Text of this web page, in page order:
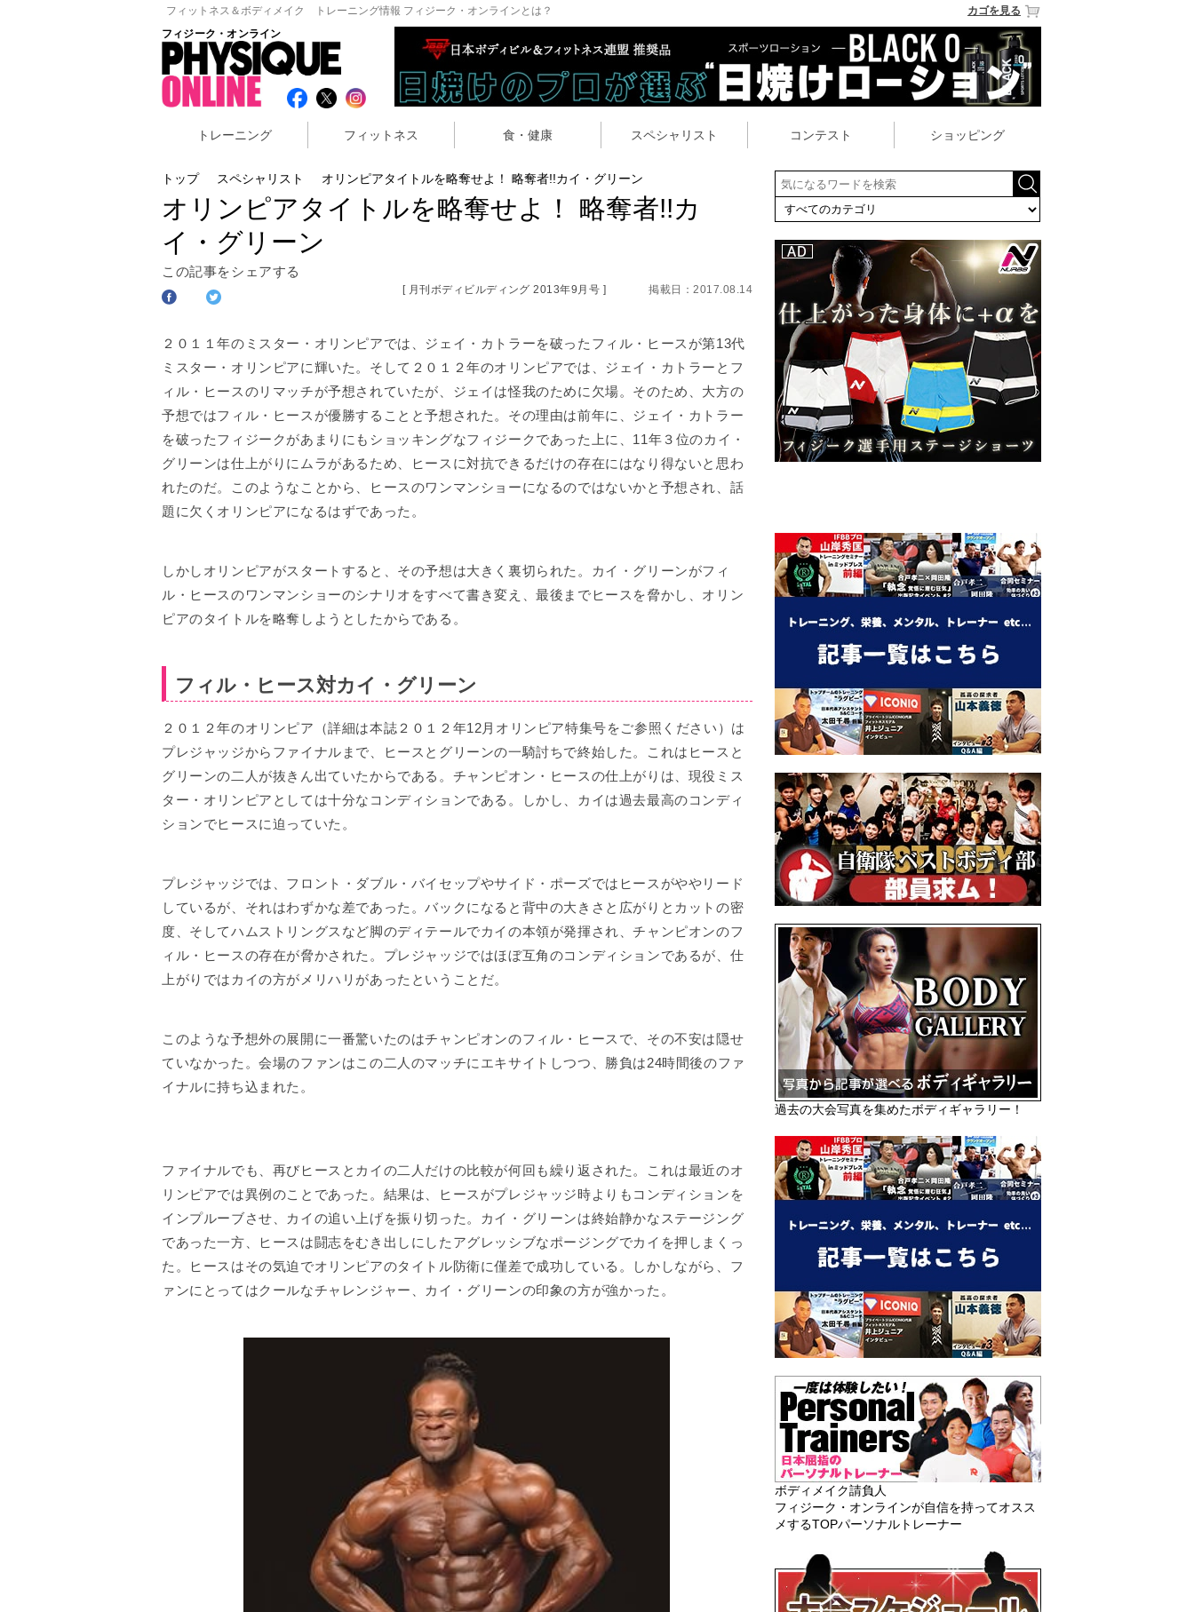
フィットネス＆ボディメイク トレーニング情報 フィジーク・オンラインとは？
カゴを見る
フィジーク・オンライン
トレーニング フィットネス 食・健康 スペシャリスト コンテスト ショッピング
過去の大会写真を集めたボディギャラリー！
ボディメイク請負人
フィジーク・オンラインが自信を持ってオスス
メするTOPパーソナルトレーナー
トップ スペシャリスト オリンピアタイトルを略奪せよ！ 略奪者!!カイ・グリーン
オリンピアタイトルを略奪せよ！ 略奪者!!カ
イ・グリーン
この記事をシェアする
[ 月刊ボディビルディング 2013年9月号 ] 掲載日：2017.08.14
２０１１年のミスター・オリンピアでは、ジェイ・カトラーを破ったフィル・ヒースが第13代
ミスター・オリンピアに輝いた。そして２０１２年のオリンピアでは、ジェイ・カトラーとフ
ィル・ヒースのリマッチが予想されていたが、ジェイは怪我のために欠場。そのため、大方の
予想ではフィル・ヒースが優勝することと予想された。その理由は前年に、ジェイ・カトラー
を破ったフィジークがあまりにもショッキングなフィジークであった上に、11年３位のカイ・
グリーンは仕上がりにムラがあるため、ヒースに対抗できるだけの存在にはなり得ないと思わ
れたのだ。このようなことから、ヒースのワンマンショーになるのではないかと予想され、話
題に欠くオリンピアになるはずであった。
しかしオリンピアがスタートすると、その予想は大きく裏切られた。カイ・グリーンがフィ
ル・ヒースのワンマンショーのシナリオをすべて書き変え、最後までヒースを脅かし、オリン
ピアのタイトルを略奪しようとしたからである。
フィル・ヒース対カイ・グリーン
２０１２年のオリンピア（詳細は本誌２０１２年12月オリンピア特集号をご参照ください）は
プレジャッジからファイナルまで、ヒースとグリーンの一騎討ちで終始した。これはヒースと
グリーンの二人が抜きん出ていたからである。チャンピオン・ヒースの仕上がりは、現役ミス
ター・オリンピアとしては十分なコンディションである。しかし、カイは過去最高のコンディ
ションでヒースに迫っていた。
プレジャッジでは、フロント・ダブル・バイセップやサイド・ポーズではヒースがややリード
しているが、それはわずかな差であった。バックになると背中の大きさと広がりとカットの密
度、そしてハムストリングスなど脚のディテールでカイの本領が発揮され、チャンピオンのフ
ィル・ヒースの存在が脅かされた。プレジャッジではほぼ互角のコンディションであるが、仕
上がりではカイの方がメリハリがあったということだ。
このような予想外の展開に一番驚いたのはチャンピオンのフィル・ヒースで、その不安は隠せ
ていなかった。会場のファンはこの二人のマッチにエキサイトしつつ、勝負は24時間後のファ
イナルに持ち込まれた。
ファイナルでも、再びヒースとカイの二人だけの比較が何回も繰り返された。これは最近のオ
リンピアでは異例のことであった。結果は、ヒースがプレジャッジ時よりもコンディションを
インプルーブさせ、カイの追い上げを振り切った。カイ・グリーンは終始静かなステージング
であった一方、ヒースは闘志をむき出しにしたアグレッシブなポージングでカイを押しまくっ
た。ヒースはその気迫でオリンピアのタイトル防衛に僅差で成功している。しかしながら、フ
ァンにとってはクールなチャレンジャー、カイ・グリーンの印象の方が強かった。